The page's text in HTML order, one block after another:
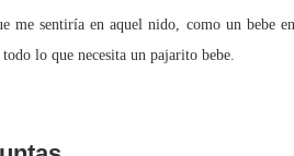
sentiría en aquel nido, como un bebe
lo que necesita un pajarito bebe.